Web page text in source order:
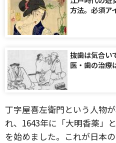
方法。必須ア
抜歯は気合い
医・歯の治療
丁字屋喜左衛門という人物
れ、1643年に「大明香薬」
を始めました。これが日本